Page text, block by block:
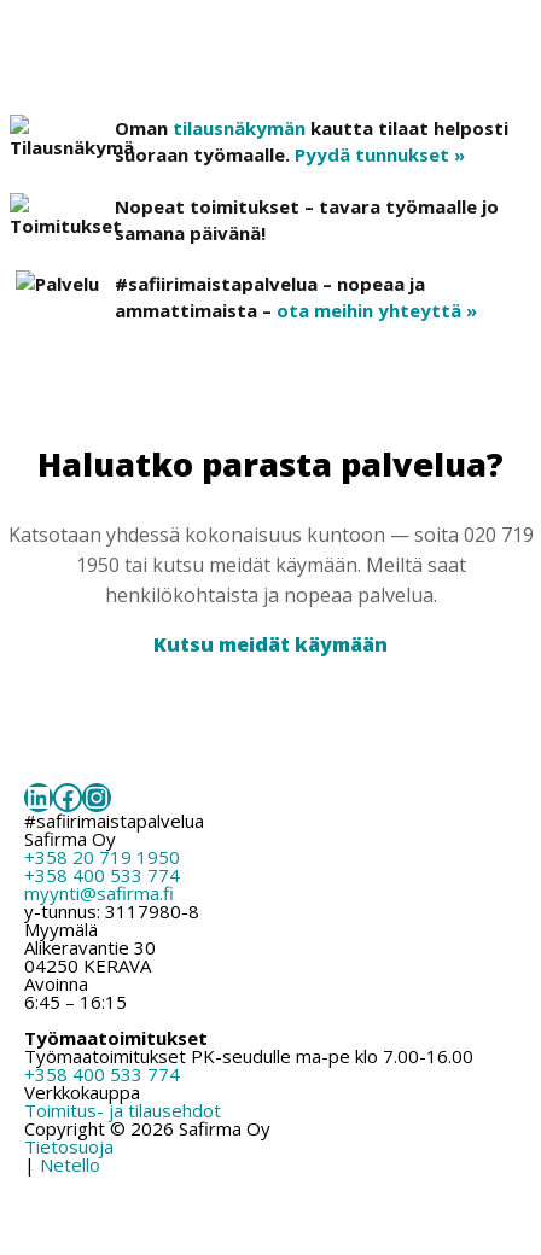
Oman tilausnäkymän kautta tilaat helposti
suoraan työmaalle. Pyydä tunnukset »
Nopeat toimitukset – tavara työmaalle jo
samana päivänä!
#safiirimaistapalvelua – nopeaa ja
ammattimaista – ota meihin yhteyttä »
Haluatko parasta palvelua?
Katsotaan yhdessä kokonaisuus kuntoon — soita 020 719
1950 tai kutsu meidät käymään. Meiltä saat
henkilökohtaista ja nopeaa palvelua.
Kutsu meidät käymään
LinkedIn
Facebook
Instagram
#safiirimaistapalvelua
Safirma Oy
+358 20 719 1950
+358 400 533 774
myynti@safirma.fi
y-tunnus: 3117980-8
Myymälä
Alikeravantie 30
04250 KERAVA
Avoinna
6:45 – 16:15
Työmaatoimitukset
Työmaatoimitukset PK-seudulle ma-pe klo 7.00-16.00
+358 400 533 774
Verkkokauppa
Toimitus- ja tilausehdot
Copyright © 2026 Safirma Oy
Tietosuoja
| Netello